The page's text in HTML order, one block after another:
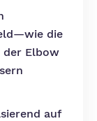
die
der Elbow
auf